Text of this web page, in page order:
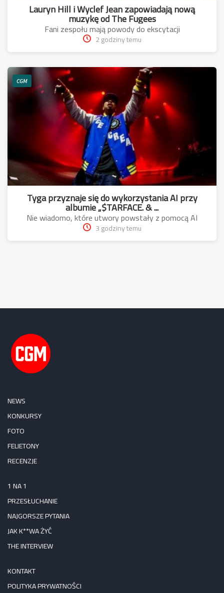
Lauryn Hill i Wyclef Jean zapowiadają nową
muzykę od The Fugees
Fani zespołu mają powody do ekscytacji
2 godziny temu
CGM
Tyga przyznaje się do wykorzystania AI przy
albumie „$TARFACE. & ...
Nie wiadomo, które utwory powstały z pomocą AI
3 godziny temu
NEWS
KONKURSY
FOTO
FELIETONY
RECENZJE
1 NA 1
PRZESŁUCHANIE
NAJGORSZE PYTANIA
JAK K**WA ŻYĆ
THE INTERVIEW
KONTAKT
POLITYKA PRYWATNOŚCI